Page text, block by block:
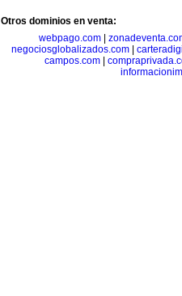
Otros dominios en venta:
webpago.com
negociosglobalizados.com
campos.com